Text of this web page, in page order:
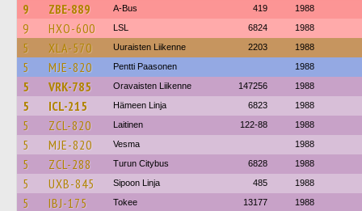
9 ZBE-889 A-Bus 419 1988
9 HXO-600 LSL 6824 1988
5 XLA-570 Uuraisten Liikenne 2203 1988
5 MJE-820 Pentti Paasonen 1988
5 VRK-785 Oravaisten Liikenne 147256 1988
5 ICL-215 Hämeen Linja 6823 1988
5 ZCL-820 Laitinen 122-88 1988
5 MJE-820 Vesma 1988
5 ZCL-288 Turun Citybus 6828 1988
5 UXB-845 Sipoon Linja 485 1988
5 IBJ-175 Tokee 13177 1988